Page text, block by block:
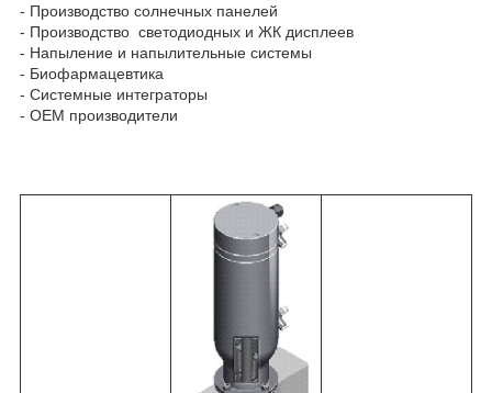
- Производство солнечных панелей
- Производство светодиодных и ЖК дисплеев
- Напыление и напылительные системы
- Биофармацевтика
- Системные интеграторы
- OEM производители